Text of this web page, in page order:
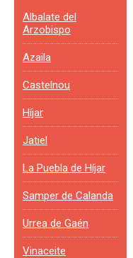
Albalate del
Arzobispo
Azaila
Castelnou
Híjar
Jatiel
La Puebla de Híjar
Samper de Calanda
Urrea de Gaén
Vinaceite